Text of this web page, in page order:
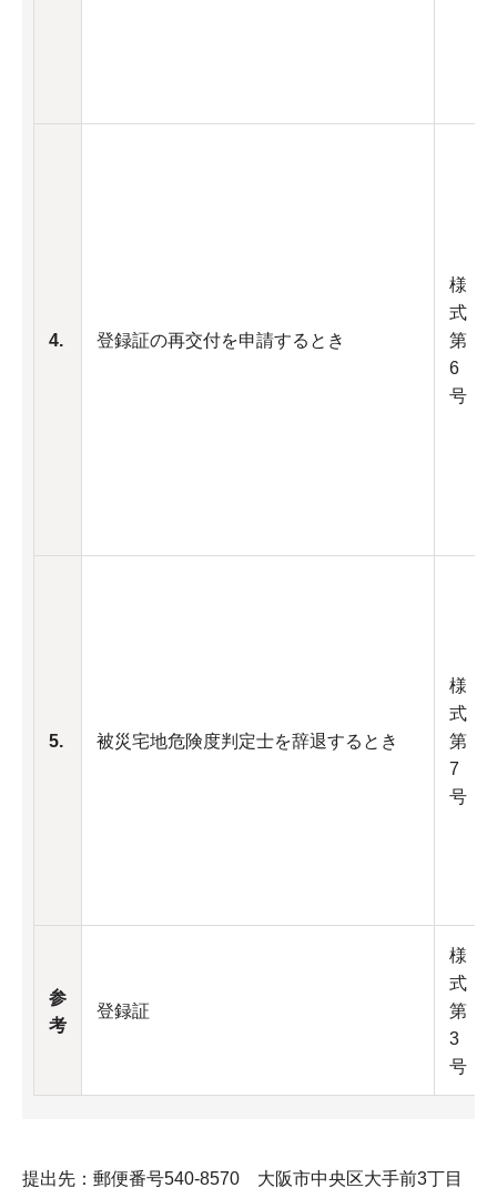
4. 登録証の再交付を申請するとき
様
式
第
6
号
5. 被災宅地危険度判定士を辞退するとき
様
式
第
7
号
参
考
登録証
様
式
第
3
号
提出先：郵便番号540-8570 大阪市中央区大手前3丁目